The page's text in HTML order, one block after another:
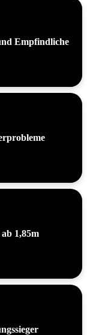
Empfindliche
1,85m